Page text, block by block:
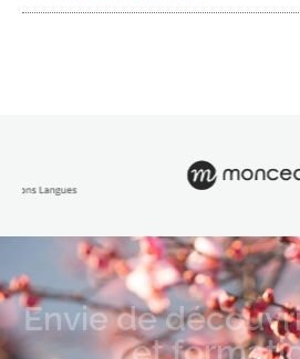
Envie de
et